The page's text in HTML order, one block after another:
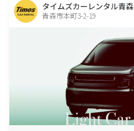
タイムズカーレンタル青森
青森市本町3-2-19